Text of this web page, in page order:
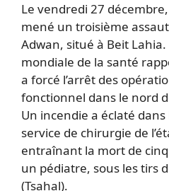
Le vendredi 27
mené un troisième
Adwan, situé à Beit Lahia.
mondiale de la santé
a forcé l’arrêt des
fonctionnel dans le nord
Un incendie a éclaté
service de chirurgie de
entraînant la mort de
un pédiatre, sous les tirs
(Tsahal).